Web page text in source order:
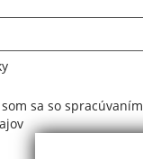
sa so spracúvaním